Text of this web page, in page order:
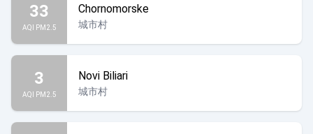
33
AQI PM2.5
Chornomorske
城市村
3
AQI PM2.5
Novi Biliari
城市村